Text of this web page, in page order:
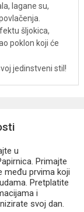
lagane su,
šljokica,
poklon koji će
jedinstveni stil!
u
Primajte
među prvima koji
Pretplatite
i
svoj dan.